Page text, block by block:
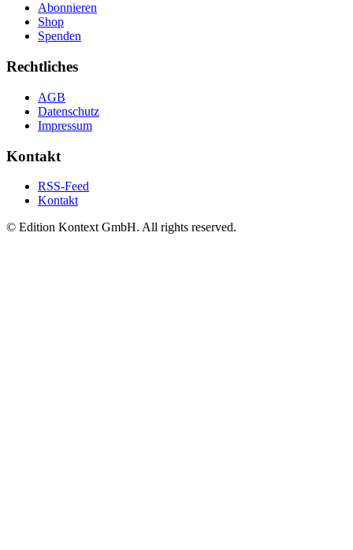
Abonnieren
Shop
Spenden
Rechtliches
AGB
Datenschutz
Impressum
Kontakt
RSS-Feed
Kontakt
© Edition Kontext GmbH. All rights reserved.